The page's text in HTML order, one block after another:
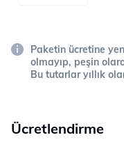
Paketin ücretine
olmayıp, peşin
Bu tutarlar yıllık
Ücretlendirme